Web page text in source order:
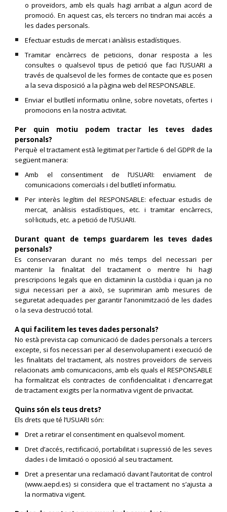
o proveïdors, amb els quals hagi arribat a algun acord de
promoció. En aquest cas, els tercers no tindran mai accés a
les dades personals.
Efectuar estudis de mercat i anàlisis estadístiques.
Tramitar encàrrecs de peticions, donar resposta a les
consultes o qualsevol tipus de petició que faci l’USUARI a
través de qualsevol de les formes de contacte que es posen
a la seva disposició a la pàgina web del RESPONSABLE.
Enviar el butlletí informatiu online, sobre novetats, ofertes i
promocions en la nostra activitat.
Per quin motiu podem tractar les teves dades
personals?
Perquè el tractament està legitimat per l’article 6 del GDPR de la
següent manera:
Amb el consentiment de l’USUARI: enviament de
comunicacions comercials i del butlletí informatiu.
Per interès legítim del RESPONSABLE: efectuar estudis de
mercat, anàlisis estadístiques, etc. i tramitar encàrrecs,
sol·licituds, etc. a petició de l’USUARI.
Durant quant de temps guardarem les teves dades
personals?
Es conservaran durant no més temps del necessari per
mantenir la finalitat del tractament o mentre hi hagi
prescripcions legals que en dictaminin la custòdia i quan ja no
sigui necessari per a això, se suprimiran amb mesures de
seguretat adequades per garantir l’anonimització de les dades
o la seva destrucció total.
A qui facilitem les teves dades personals?
No està prevista cap comunicació de dades personals a tercers
excepte, si fos necessari per al desenvolupament i execució de
les finalitats del tractament, als nostres proveïdors de serveis
relacionats amb comunicacions, amb els quals el RESPONSABLE
ha formalitzat els contractes de confidencialitat i d’encarregat
de tractament exigits per la normativa vigent de privacitat.
Quins són els teus drets?
Els drets que té l’USUARI són:
Dret a retirar el consentiment en qualsevol moment.
Dret d’accés, rectificació, portabilitat i supressió de les seves
dades i de limitació o oposició al seu tractament.
Dret a presentar una reclamació davant l’autoritat de control
(www.aepd.es) si considera que el tractament no s’ajusta a
la normativa vigent.